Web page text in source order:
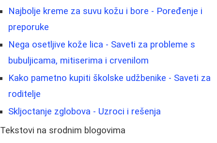
Najbolje kreme za suvu kožu i bore - Poređenje i
preporuke
Nega osetljive kože lica - Saveti za probleme s
bubuljicama, mitiserima i crvenilom
Kako pametno kupiti školske udžbenike - Saveti za
roditelje
Skljoctanje zglobova - Uzroci i rešenja
Tekstovi na srodnim blogovima